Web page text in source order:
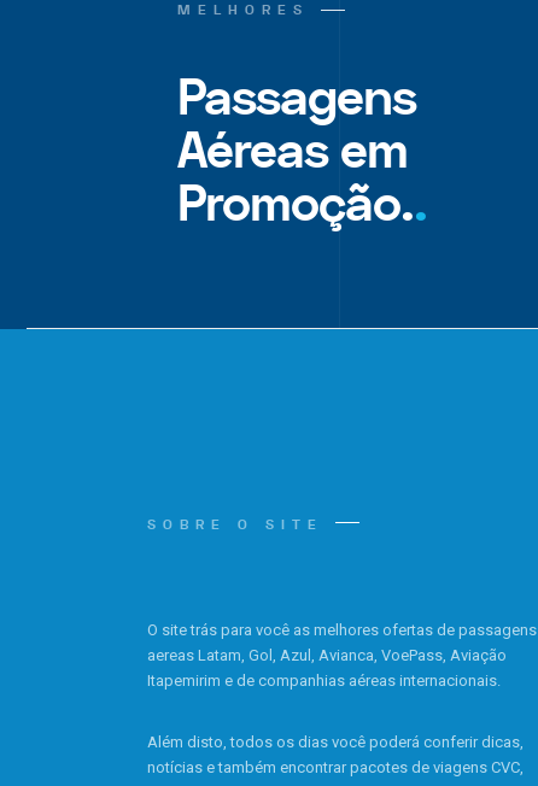
MELHORES
Passagens
Aéreas em
Promoção..
SOBRE O SITE
O site trás para você as melhores ofertas de passagens
aereas Latam, Gol, Azul, Avianca, VoePass, Aviação
Itapemirim e de companhias aéreas internacionais.
Além disto, todos os dias você poderá conferir dicas,
notícias e também encontrar pacotes de viagens CVC,